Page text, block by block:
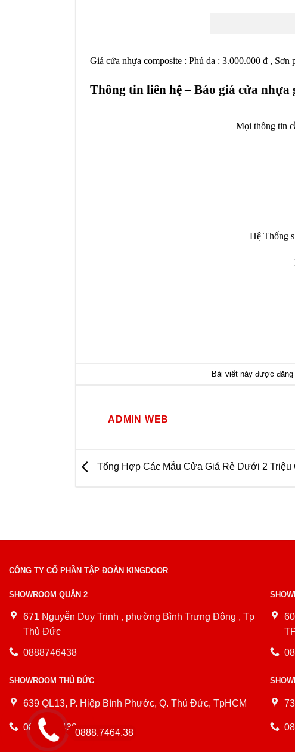
Giá cửa nhựa composite : Phủ da : 3.000.000 đ ,
Thông tin liên hệ – Báo giá cửa nhựa
Mọi thông tin
Hệ Thống
Bài viết này được đăng
ADMIN WEB
Tổng Hợp Các Mẫu Cửa Giá Rẻ Dưới 2 Triệu
CÔNG TY CỔ PHẦN TẬP ĐOÀN KINGDOOR
SHOWROOM QUẬN 2
671 Nguyễn Duy Trinh , phường Bình Trưng Đông , Tp
Thủ Đức
0888746438
SHOWROOM THỦ ĐỨC
639 QL13, P. Hiệp Bình Phước, Q. Thủ Đức, TpHCM
0888746438
0888.7464.38